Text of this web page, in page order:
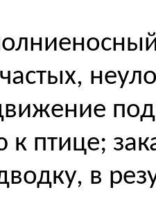
птице;
в